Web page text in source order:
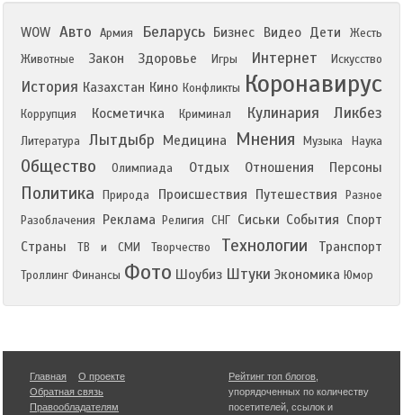
WOW Авто Армия Беларусь Бизнес Видео Дети
Жесть
Животные
Закон Здоровье Игры Интернет Искусство
История Казахстан Кино Конфликты Коронавирус
Коррупция Косметичка Криминал Кулинария Ликбез
Литература Лытдыбр Медицина Мнения Музыка Наука
Общество Олимпиада Отдых Отношения Персоны
Политика Природа Происшествия Путешествия
Разное
Разоблачения
Реклама Религия СНГ Сиськи События Спорт
Страны
ТВ и СМИ Творчество Технологии Транспорт
Троллинг Финансы Фото Шоубиз Штуки Экономика Юмор
Главная
О проекте
Обратная связь
Правообладателям
Рейтинг топ блогов
упорядоченных по количеству
посетителей, ссылок и